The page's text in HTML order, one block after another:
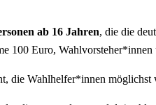
ab 16 Jahren, die die
100 Euro,
die Wahlhelfer*innen